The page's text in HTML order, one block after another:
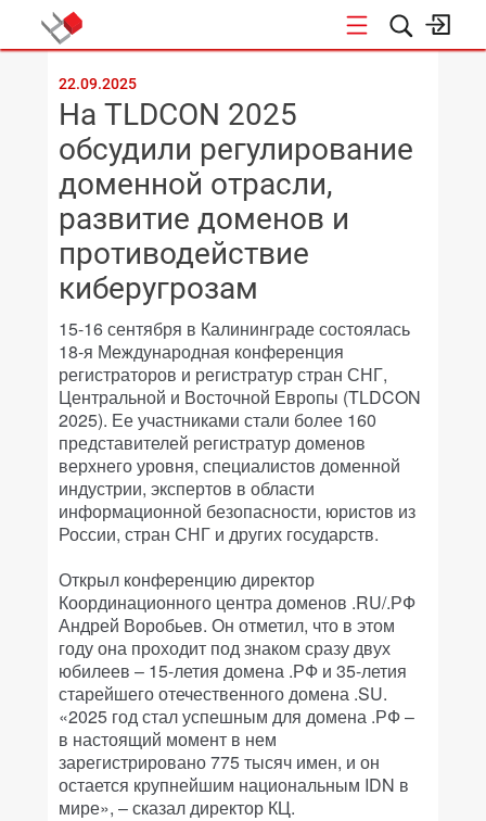
22.09.2025
На TLDCON 2025
обсудили регулирование
доменной отрасли,
развитие доменов и
противодействие
киберугрозам
15-16 сентября в Калининграде состоялась
18-я Международная конференция
регистраторов и регистратур стран СНГ,
Центральной и Восточной Европы (TLDCON
2025). Ее участниками стали более 160
представителей регистратур доменов
верхнего уровня, специалистов доменной
индустрии, экспертов в области
информационной безопасности, юристов из
России, стран СНГ и других государств.
Открыл конференцию директор
Координационного центра доменов .RU/.РФ
Андрей Воробьев. Он отметил, что в этом
году она проходит под знаком сразу двух
юбилеев – 15-летия домена .РФ и 35-летия
старейшего отечественного домена .SU.
«2025 год стал успешным для домена .РФ –
в настоящий момент в нем
зарегистрировано 775 тысяч имен, и он
остается крупнейшим национальным IDN в
мире», – сказал директор КЦ.